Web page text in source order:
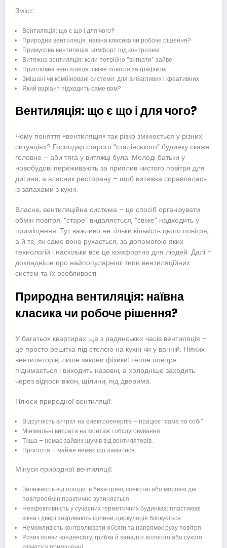
Зміст:
Вентиляція: що є що і для чого?
Природна вентиляція: наївна класика чи робоче рішення?
Примусова вентиляція: комфорт під контролем
Витяжна вентиляція: коли потрібно “вигнати” зайве
Припливна вентиляція: свіже повітря за графіком
Змішані чи комбіновані системи: для вибагливих і креативних
Який варіант підходить саме вам?
Вентиляція: що є що і для чого?
Чому поняття «вентиляція» так різко змінюється у різних
ситуаціях? Господар старого “сталінського” будинку скаже:
головне – аби тяга у витяжці була. Молоді батьки у
новобудові переживають за приплив чистого повітря для
дитини, а власник ресторану – щоб витяжка справлялась
із запахами з кухні.
Власне, вентиляційна система – це спосіб організувати
обмін повітря: “старе” видаляється, “свіже” надходить у
приміщення. Тут важливо не тільки кількість цього повітря,
а й те, як саме воно рухається, за допомогою яких
технологій і наскільки все це комфортно для людей. Далі –
докладніше про найпопулярніші типи вентиляційних
систем та їх особливості.
Природна вентиляція: наївна
класика чи робоче рішення?
У багатьох квартирах ще з радянських часів вентиляція –
це просто решітка під стелею на кухні чи у ванній. Ніяких
вентиляторів, лише закони фізики: тепле повітря
піднімається і виходить назовні, а холодніше заходить
через відкоси вікон, щілини, під дверима.
Плюси природної вентиляції:
Відсутність витрат на електроенергію – працює “сама по собі”.
Мінімальні витрати на монтаж і обслуговування.
Тиша – немає зайвих шумів від вентиляторів.
Простота – майже немає що ламатися.
Мінуси природної вентиляції:
Залежність від погоди: в безвітряні, спекотні або морозні дні
повітрообмін практично зупиняється.
Неефективність у сучасних герметичних будинках: пластикові
вікна і двері закривають щілини, циркуляція блокується.
Неможливість контролювати обсяги та напрямок руху повітря.
Ризик появи конденсату, грибка й занадто вологого або сухого